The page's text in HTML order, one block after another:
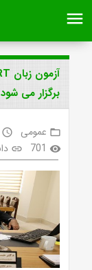
menu
برگزار می شود
folder_open عمومی access_time
visibility
701
link